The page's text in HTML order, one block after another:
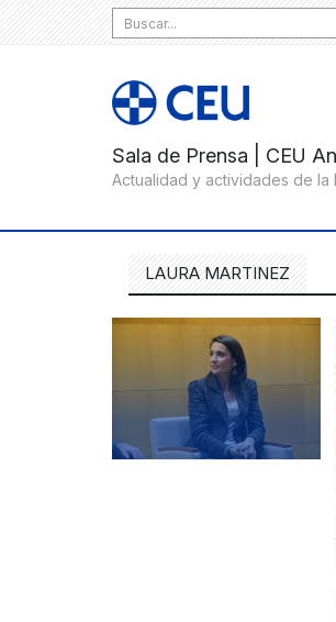
Search
for:
LAURA MARTINEZ